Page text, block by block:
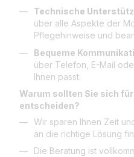
Technische
über alle Aspekte der
Pflegehinweise und
Bequeme
über Telefon, E-Mail
Ihnen passt.
Warum sollten Sie sich
entscheiden?
Wir sparen Ihnen Zeit
an die richtige Lösung
Die Beratung ist